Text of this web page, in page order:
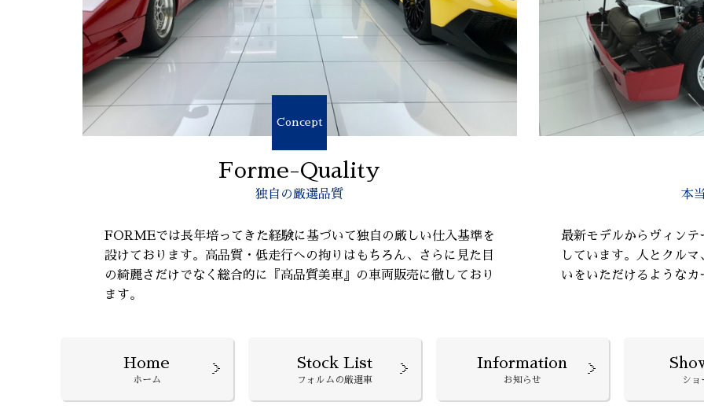
Concept
Forme-Quality
独自の厳選品質
FORMEでは長年培ってきた経験に基づいて独自の厳しい仕入基準を
設けております。高品質・低走行への拘りはもちろん、さらに見た目
の綺麗さだけでなく総合的に『高品質美車』の車両販売に徹しており
ます。
本
最新モデルからヴィン
しています。人とクル
いをいただけるようなカ
Home
ホーム
Stock List
フォルムの厳選車
Information
お知らせ ショ